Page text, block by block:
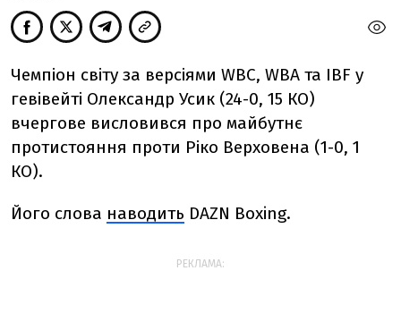
Чемпіон світу за версіями WBC, WBA та IBF у
гевівейті Олександр Усик (24-0, 15 КО)
вчергове висловився про майбутнє
протистояння проти Ріко Верховена (1-0, 1
КО).
Його слова наводить DAZN Boxing.
РЕКЛАМА: